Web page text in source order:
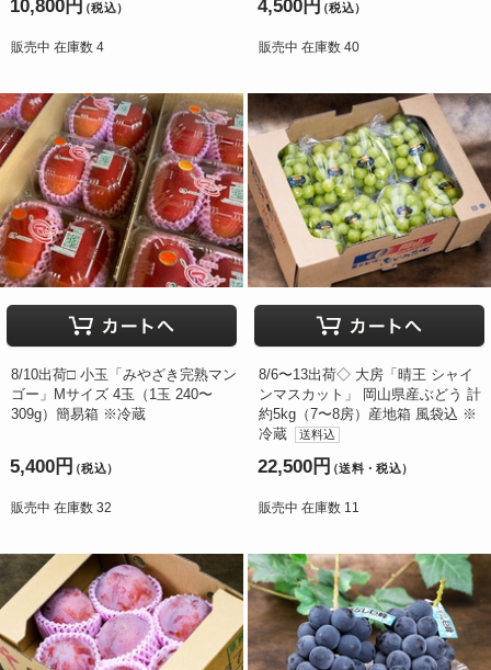
10,800円（税込）
販売中 在庫数 4
4,500円（税込）
販売中 在庫数 40
8/10出荷□ 小玉「みやざき完熟マン
ゴー」Mサイズ 4玉（1玉 240〜
309g）簡易箱 ※冷蔵
5,400円（税込）
販売中 在庫数 32
8/6〜13出荷◇ 大房「晴王 シャイ
ンマスカット」 岡山県産ぶどう 計
約5kg（7〜8房）産地箱 風袋込 ※
冷蔵
送料込
22,500円（送料・税込）
販売中 在庫数 11